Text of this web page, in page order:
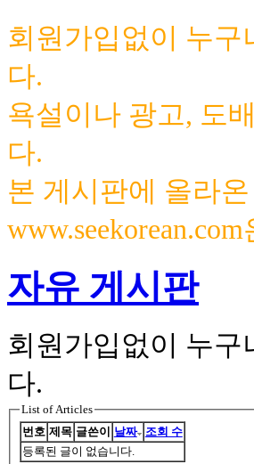
회원가입없이 누구
다.
욕설이나 광고, 도
다.
본 게시판에 올라
자유 게시판
회원가입없이 누구
다.
List of Articles
번호 제목 글쓴이 날짜
조회 수
등록된 글이 없습니다.